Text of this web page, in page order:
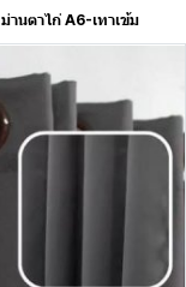
ม่านตาไก่ A6-เทาเข้ม